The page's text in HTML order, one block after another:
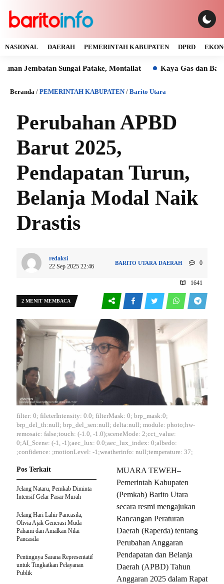
NASIONAL DAERAH PEMERINTAH KABUPATEN DPRD
Sungai Patake, Montallat Kaya Gas dan Batu Bara
Beranda / PEMERINTAH KABUPATEN/ Barito Utara
Perubahan APBD
Barut 2025,
Pendapatan Turun,
Belanja Modal Naik
Drastis
redaksi
22 Sep 2025 22:46
BARITO UTARA DAERAH 0
1641
2 MENIT MEMBACA
filter: 0; fileterIntensity: 0.0; filterMask: 0; brp_mask:0;
brp_del_th:null; brp_del_sen:null; delta:null; module: photo;hw-
remosaic: false;touch: (-1.0, -1.0);sceneMode: 2;cct_value:
0;AI_Scene: (-1, -1);aec_lux: 0.0;aec_lux_index: 0;albedo:
;confidence: ;motionLevel: -1;weatherinfo: null;temperature: 37;
MUARA TEWEH–
Pemerintah Kabupaten
(Pemkab) Barito Utara
secara resmi mengajukan
Rancangan Peraturan
Daerah (Raperda) tentang
Perubahan Anggaran
Pendapatan dan Belanja
Daerah (APBD) Tahun
Anggaran 2025 dalam Rapat
Pos Terkait
Jelang Nataru, Pemkab Diminta
Intensif Gelar Pasar Murah
Jelang Hari Lahir Pancasila,
Olivia Ajak Generasi Muda
Pahami dan Amalkan Nilai
Pancasila
Pentingnya Sarana Representatif
untuk Tingkatkan Pelayanan
Publik